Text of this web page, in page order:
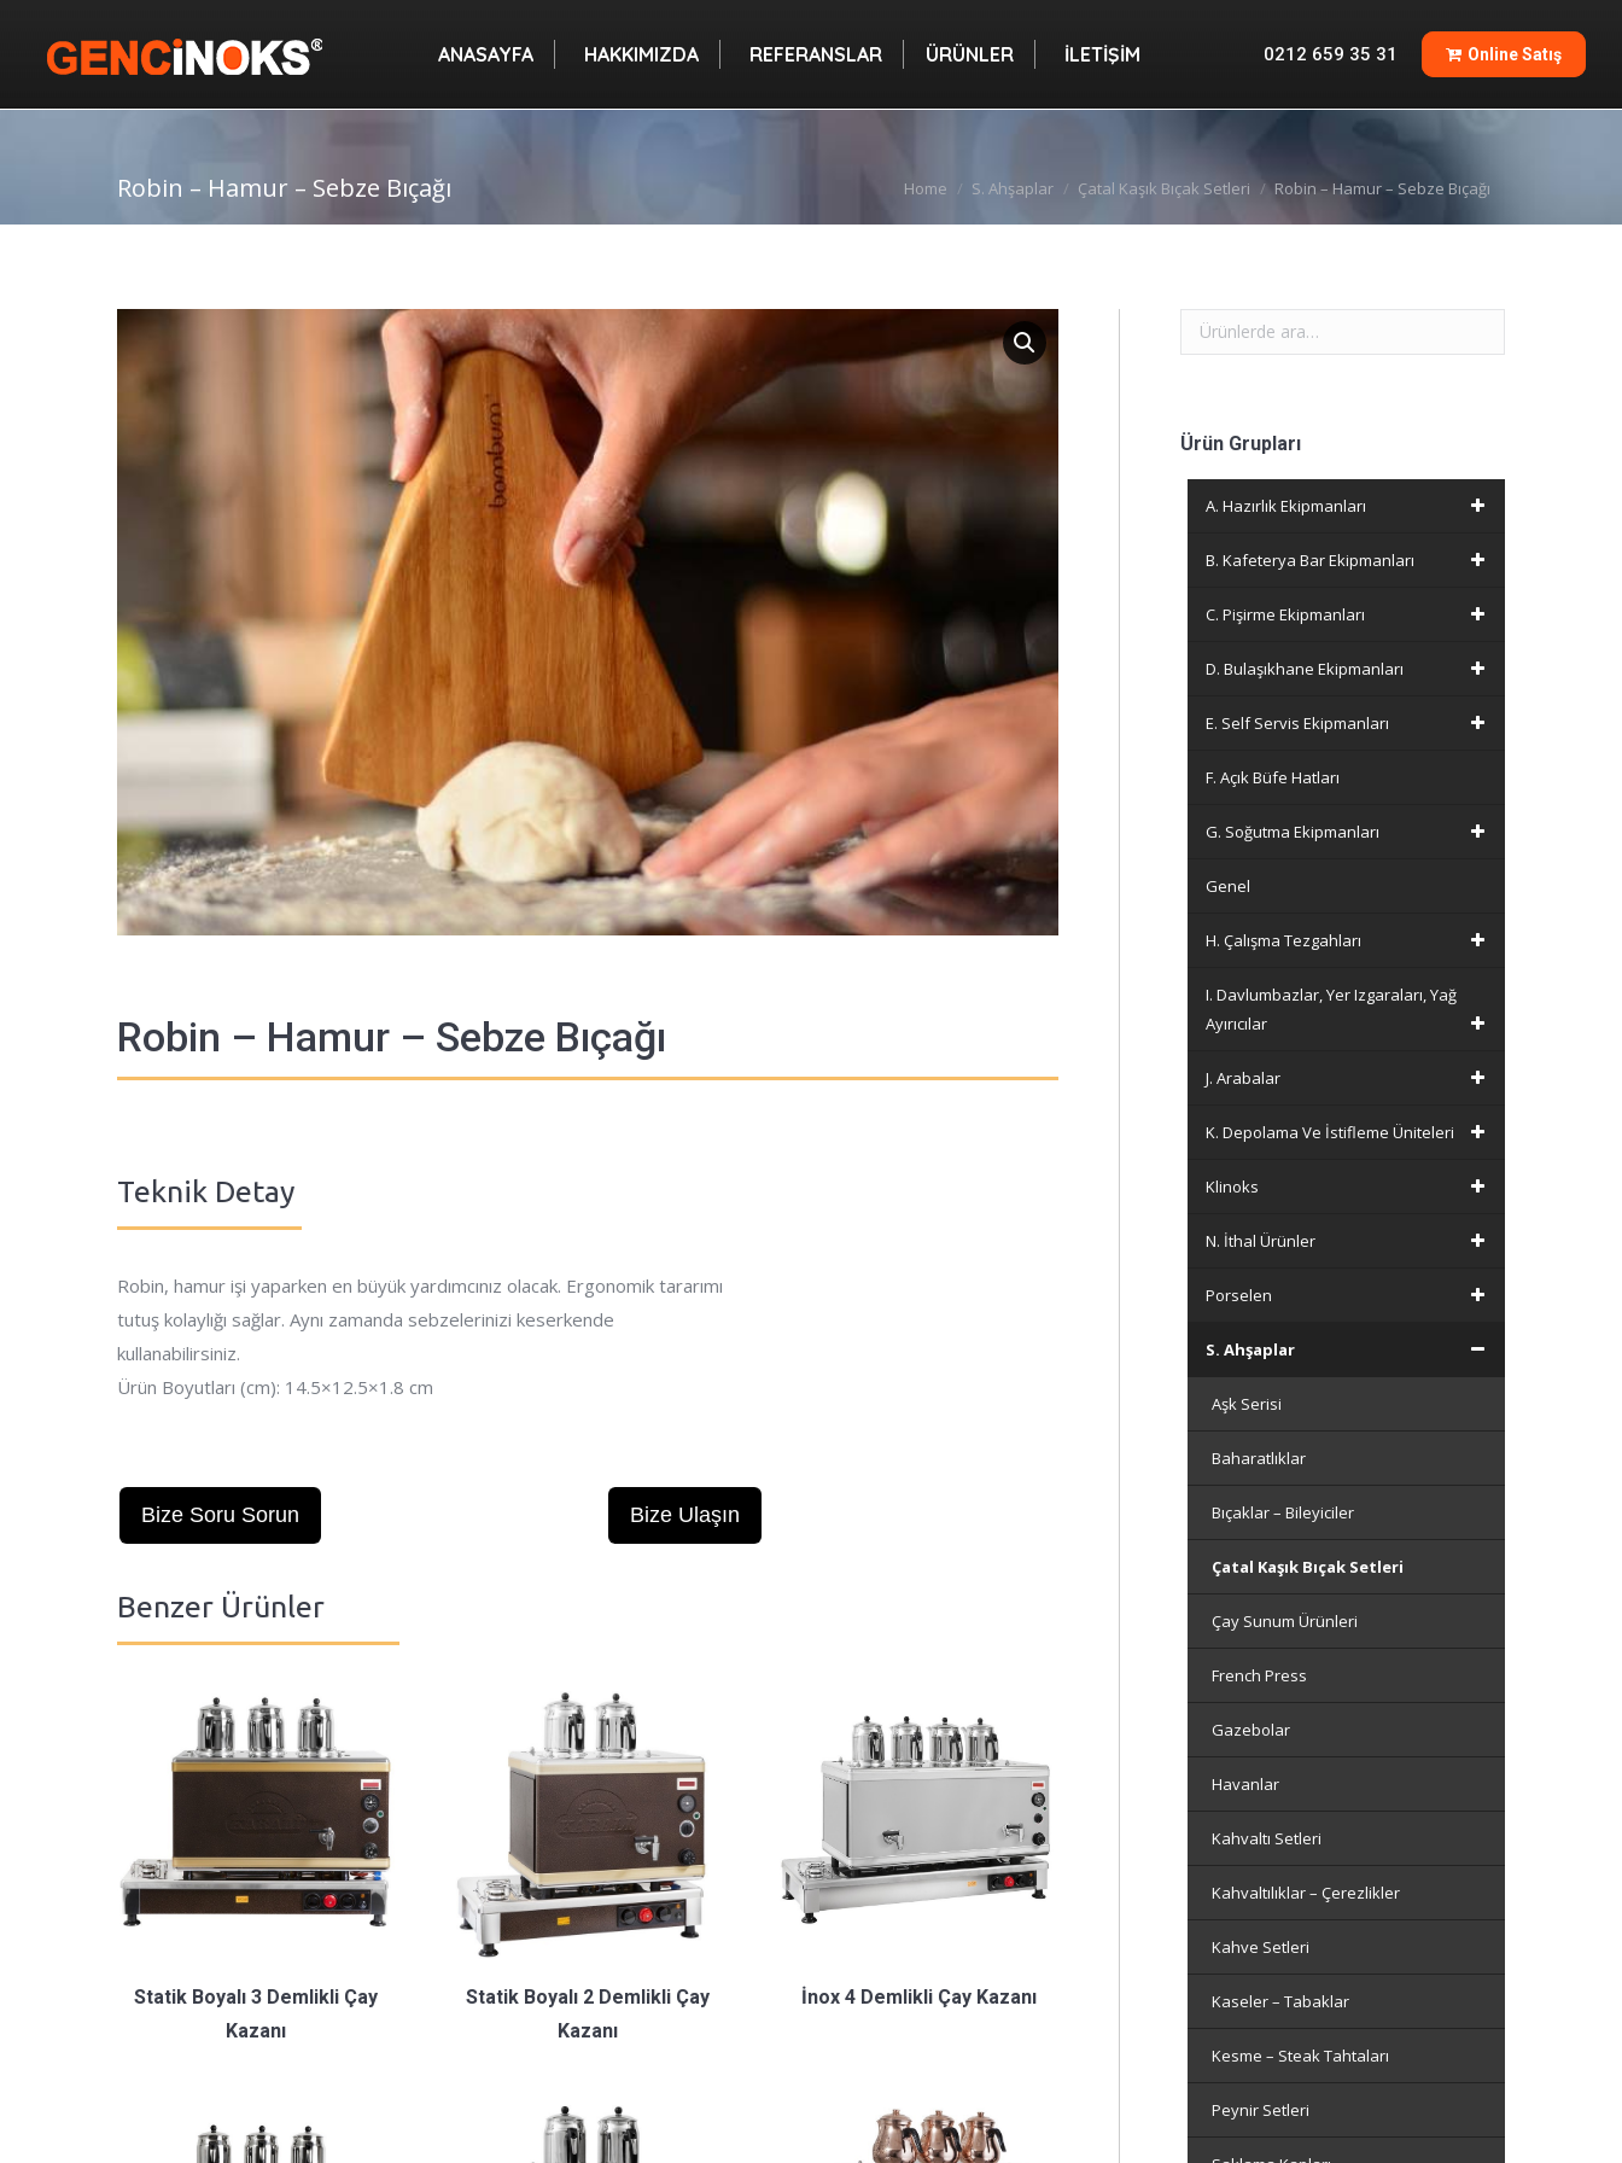
ANASAYFA HAKKIMIZDA REFERANSLAR ÜRÜNLER İLETIŞIM 0212 659 35 31 Online Satış
Robin – Hamur – Sebze Bıçağı You are here:
Home S. Ahşaplar Çatal Kaşık Bıçak Setleri Robin – Hamur – Sebze Bıçağı
Robin – Hamur – Sebze Bıçağı
Teknik Detay
Robin, hamur işi yaparken en büyük yardımcınız olacak. Ergonomik tararımı
tutuş kolaylığı sağlar. Aynı zamanda sebzelerinizi keserkende
kullanabilirsiniz.
Ürün Boyutları (cm): 14.5×12.5×1.8 cm
Bize Soru Sorun Bize Ulaşın
Benzer Ürünler
Statik Boyalı 3 Demlikli Çay
Kazanı
Statik Boyalı 2 Demlikli Çay
Kazanı
İnox 4 Demlikli Çay Kazanı
Ürün Grupları
A. Hazırlık Ekipmanları
B. Kafeterya Bar Ekipmanları
C. Pişirme Ekipmanları
D. Bulaşıkhane Ekipmanları
E. Self Servis Ekipmanları
F. Açık Büfe Hatları
G. Soğutma Ekipmanları
Genel
H. Çalışma Tezgahları
I. Davlumbazlar, Yer Izgaraları, Yağ
Ayırıcılar
J. Arabalar
K. Depolama Ve İstifleme Üniteleri
Klinoks
N. İthal Ürünler
Porselen
S. Ahşaplar
Aşk Serisi
Baharatlıklar
Bıçaklar – Bileyiciler
Çatal Kaşık Bıçak Setleri
Çay Sunum Ürünleri
French Press
Gazebolar
Havanlar
Kahvaltı Setleri
Kahvaltılıklar – Çerezlikler
Kahve Setleri
Kaseler – Tabaklar
Kesme – Steak Tahtaları
Peynir Setleri
Online Satış